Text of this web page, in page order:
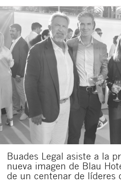
Buades Legal asiste a la
nueva imagen de Blau
de un centenar de líderes